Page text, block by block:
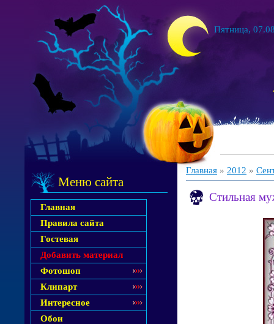
Пятница,
Меню сайта
Главная
Правила сайта
Гостевая
Добавить материал
Фотошоп
Клипарт
Интересное
Обои
Главная » 2012 »
Стильная